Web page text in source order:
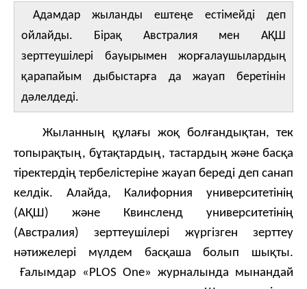
Адамдар жыланды ештеңе естімейді деп
ойлайды. Бірақ Австралия мен АҚШ
зерттеушілері бауырымен жорғалаушылардың
қарапайым дыбыстарға да жауап беретінін
дәлелдеді.
Жыланның құлағы жоқ болғандықтан, тек
топырақтың, бұтақтардың, тастардың және басқа
тіректердің тербелістеріне жауап береді деп санап
келдік. Алайда, Калифорния университетінің
(АҚШ) және Квинсленд университетінің
(Австралия) зерттеушілері жүргізген зерттеу
нәтижелері мүлдем басқаша болып шықты.
Ғалымдар «PLOS One» журналында мынандай